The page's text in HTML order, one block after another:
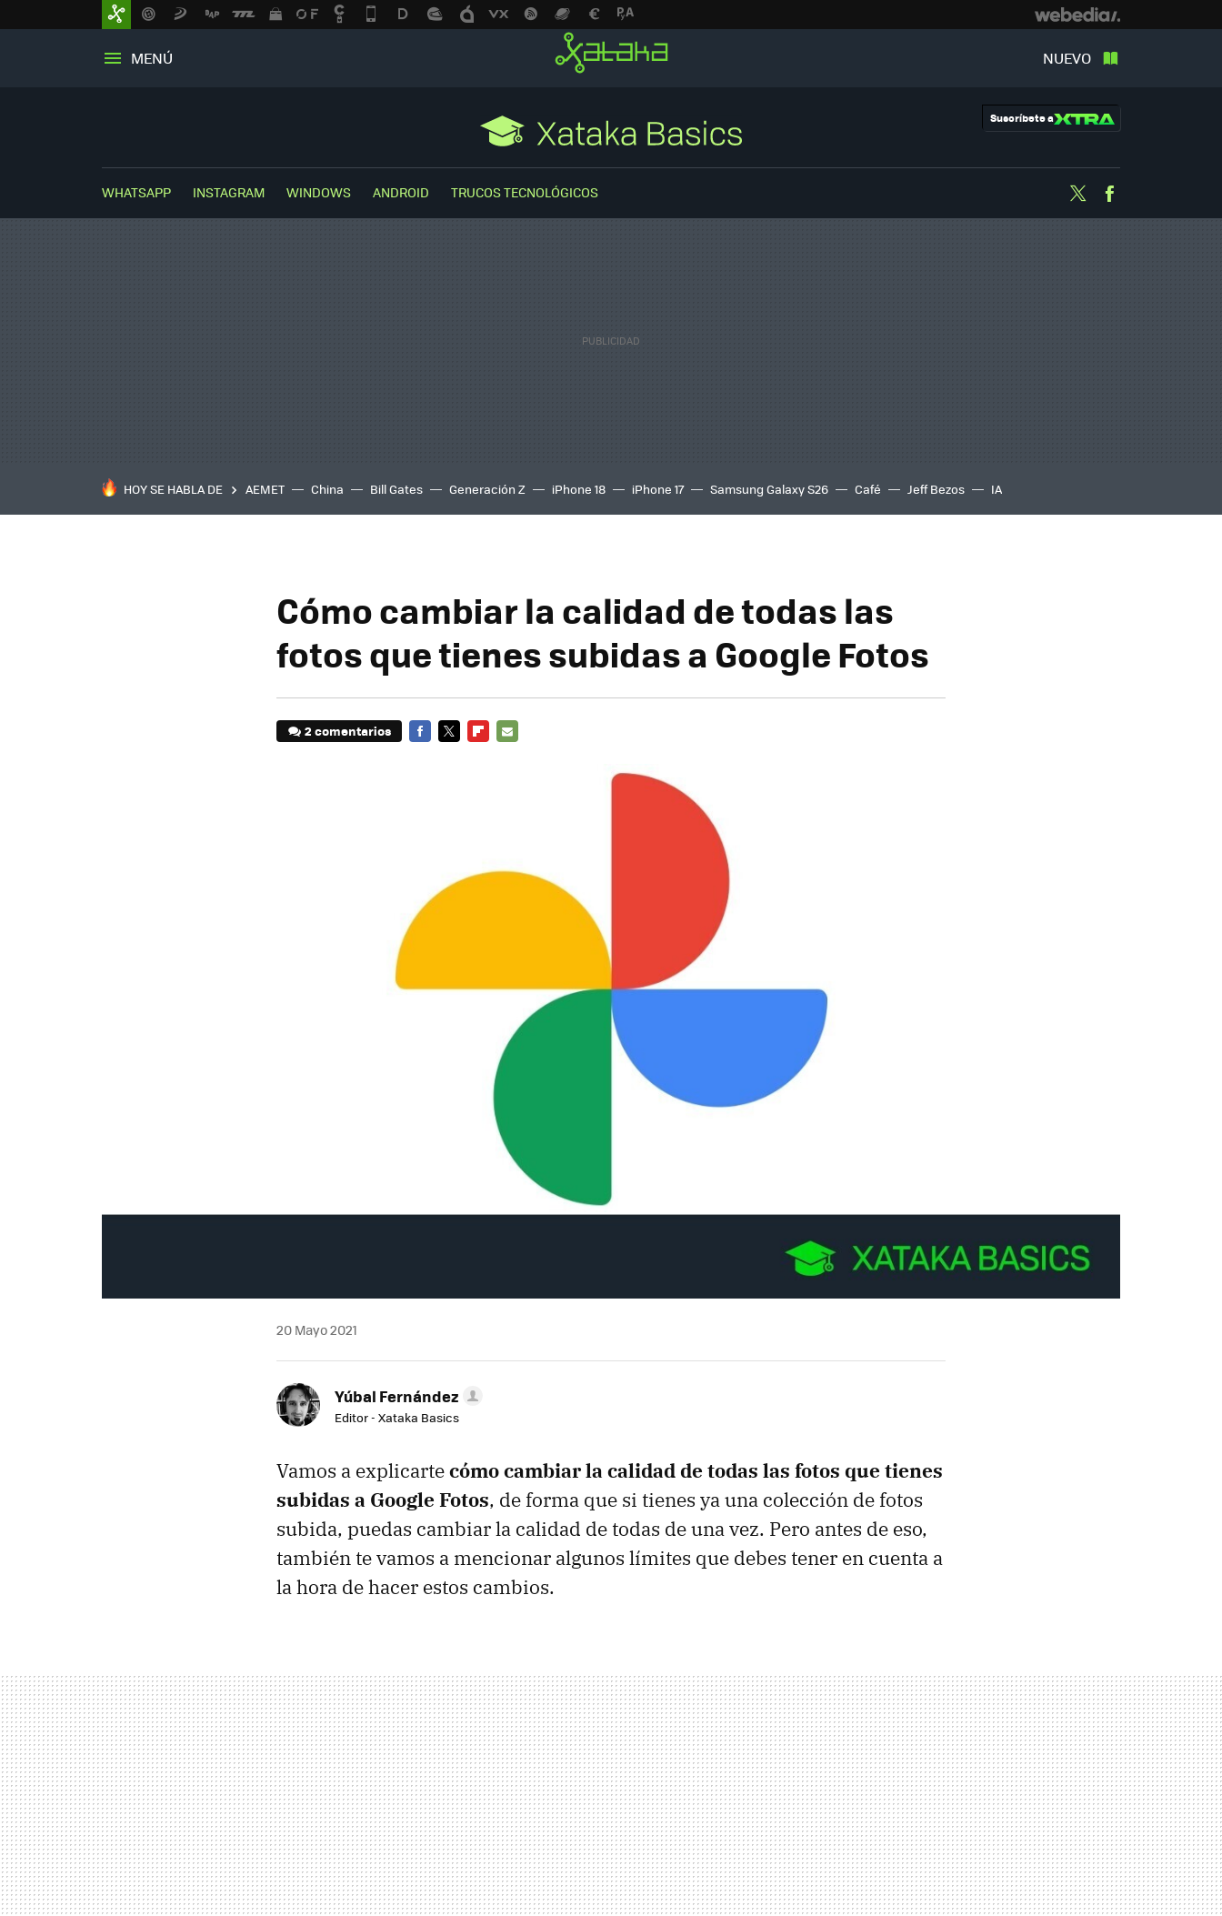
MENÚ NUEVO
Suscríbete a
WHATSAPP INSTAGRAM WINDOWS ANDROID TRUCOS TECNOLÓGICOS Twitter
HOY SE HABLA DE AEMET China Bill Gates Generación Z iPhone 18 iPhone 17 Samsung Galaxy S26 Café Jeff Bezos IA
Cómo cambiar la calidad de todas las
fotos que tienes subidas a Google Fotos
2 comentarios
20 Mayo 2021
Yúbal Fernández
Editor - Xataka Basics
Vamos a explicartecómo cambiar la calidad de todas las fotos que tienes
subidas a Google Fotos, de forma que si tienes ya una colección de fotos
subida, puedas cambiar la calidad de todas de una vez. Pero antes de eso,
también te vamos a mencionar algunos límites que debes tener en cuenta a
la hora de hacer estos cambios.